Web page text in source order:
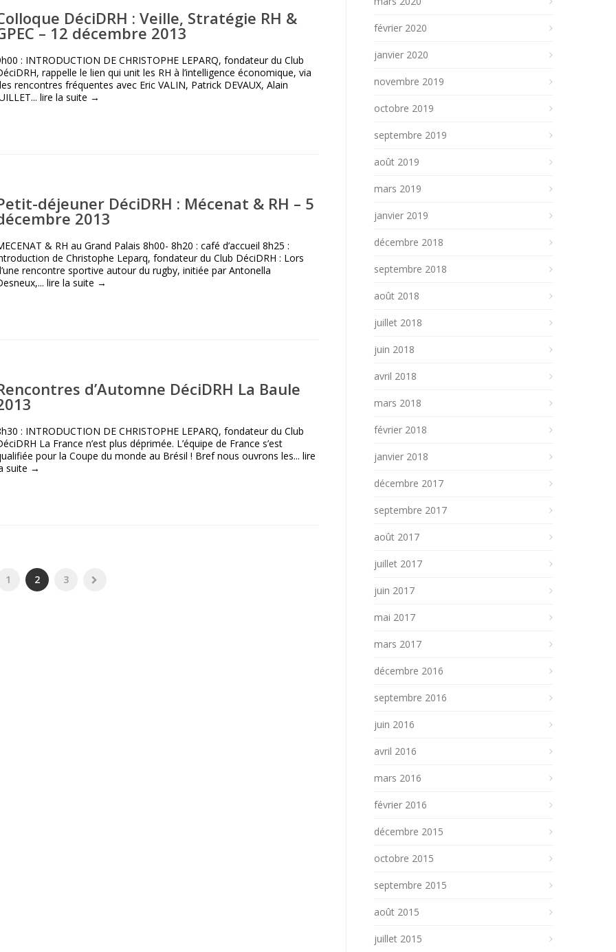
DéciDRH : Veille, Stratégie RH &
– 12 décembre 2013
: INTRODUCTION DE CHRISTOPHE LEPARQ, fondateur du Club
rappelle le lien qui unit les RH à l’intelligence économique, via
rencontres fréquentes avec Eric VALIN, Patrick DEVAUX, Alain
lire la suite →
déjeuner DéciDRH : Mécenat & RH – 5
2013
& RH au Grand Palais 8h00- 8h20 : café d’accueil 8h25 :
de Christophe Leparq, fondateur du Club DéciDRH : Lors
rencontre sportive autour du rugby, initiée par Antonella
lire la suite →
d’Automne DéciDRH La Baule
: INTRODUCTION DE CHRISTOPHE LEPARQ, fondateur du Club
La France n’est plus déprimée. L’équipe de France s’est
pour la Coupe du monde au Brésil ! Bref nous ouvrons les... lire
suite →
1 2 3
février 2020
janvier 2020
novembre 2019
octobre 2019
septembre 2019
août 2019
mars 2019
janvier 2019
décembre 2018
septembre 2018
août 2018
juillet 2018
juin 2018
avril 2018
mars 2018
février 2018
janvier 2018
décembre 2017
septembre 2017
août 2017
juillet 2017
juin 2017
mai 2017
mars 2017
décembre 2016
septembre 2016
juin 2016
avril 2016
mars 2016
février 2016
décembre 2015
octobre 2015
septembre 2015
août 2015
juillet 2015